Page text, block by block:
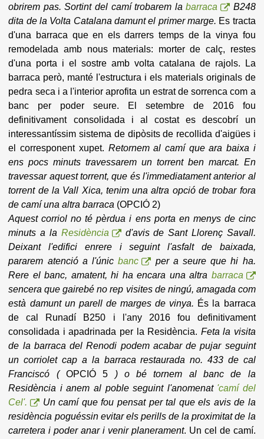
obrirem pas. Sortint del camí trobarem labarraca
B248
dita de la Volta Catalana damunt el primer marge. Es tracta
d'una barraca que en els darrers temps de la vinya fou
remodelada amb nous materials: morter de calç, restes
d'una porta i el sostre amb volta catalana de rajols. La
barraca però, manté l'estructura i els materials originals de
pedra seca i a l'interior aprofita un estrat de sorrenca com a
banc per poder seure. El setembre de 2016 fou
definitivament consolidada i al costat es descobrí un
interessantíssim sistema de dipòsits de recollida d'aigües i
el corresponent xupet. Retornem al camí que ara baixa i
ens pocs minuts travessarem un torrent ben marcat. En
travessar aquest torrent, que és l'immediatament anterior al
torrent de la Vall Xica, tenim una altra opció de trobar fora
de camí una altra barraca (OPCIÓ 2)
Aquest corriol no té pèrdua i ens porta en menys de cinc
minuts a la Residència
d'avis de Sant Llorenç Savall.
Deixant l'edifici enrere i seguint l'asfalt de baixada,
pararem atenció a l'únicbanc
per a seure que hi ha.
Rere el banc, amatent, hi ha encara una altra barraca
sencera que gairebé no rep visites de ningú, amagada com
està damunt un parell de marges de vinya. És la barraca
de cal Runadí B250 i l'any 2016 fou definitivament
consolidada i apadrinada per la Residència. Feta la visita
de la barraca del Renodi podem acabar de pujar seguint
un corriolet cap a la barraca restaurada no. 433 de cal
Franciscó (OPCIÓ 5 ) o bé tornem al banc de la
Residència i anem al poble seguint l'anomenat 'camí del
Cel'.
Un camí que fou pensat per tal que els avis de la
residència poguéssin evitar els perills de la proximitat de la
carretera i poder anar i venir planerament. Un cel de camí.